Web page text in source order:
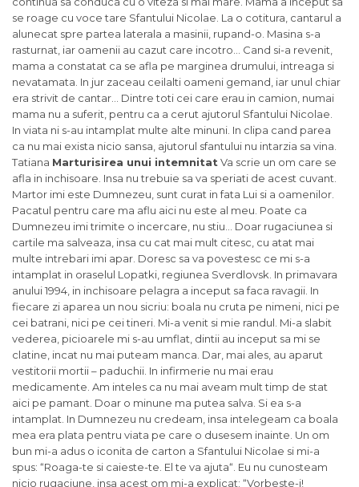
se roage cu voce tare Sfantului Nicolae. La o cotitura, cantarul a
alunecat spre partea laterala a masinii, rupand-o. Masina s-a
rasturnat, iar oamenii au cazut care incotro… Cand si-a revenit,
mama a constatat ca se afla pe marginea drumului, intreaga si
nevatamata. In jur zaceau ceilalti oameni gemand, iar unul chiar
era strivit de cantar… Dintre toti cei care erau in camion, numai
mama nu a suferit, pentru ca a cerut ajutorul Sfantului Nicolae.
In viata ni s-au intamplat multe alte minuni. In clipa cand parea
ca nu mai exista nicio sansa, ajutorul sfantului nu intarzia sa vina.
Tatiana Marturisirea unui intemnitat Va scrie un om care se
afla in inchisoare. Insa nu trebuie sa va speriati de acest cuvant.
Martor imi este Dumnezeu, sunt curat in fata Lui si a oamenilor.
Pacatul pentru care ma aflu aici nu este al meu. Poate ca
Dumnezeu imi trimite o incercare, nu stiu… Doar rugaciunea si
cartile ma salveaza, insa cu cat mai mult citesc, cu atat mai
multe intrebari imi apar. Doresc sa va povestesc ce mi s-a
intamplat in oraselul Lopatki, regiunea Sverdlovsk. In primavara
anului 1994, in inchisoare pelagra a inceput sa faca ravagii. In
fiecare zi aparea un nou sicriu: boala nu cruta pe nimeni, nici pe
cei batrani, nici pe cei tineri. Mi-a venit si mie randul. Mi-a slabit
vederea, picioarele mi s-au umflat, dintii au inceput sa mi se
clatine, incat nu mai puteam manca. Dar, mai ales, au aparut
vestitorii mortii – paduchii. In infirmerie nu mai erau
medicamente. Am inteles ca nu mai aveam mult timp de stat
aici pe pamant. Doar o minune ma putea salva. Si ea s-a
intamplat. In Dumnezeu nu credeam, insa intelegeam ca boala
mea era plata pentru viata pe care o dusesem inainte. Un om
bun mi-a adus o iconita de carton a Sfantului Nicolae si mi-a
spus: “Roaga-te si caieste-te. El te va ajuta“. Eu nu cunosteam
nicio rugaciune, insa acest om mi-a explicat: “Vorbeste-i!